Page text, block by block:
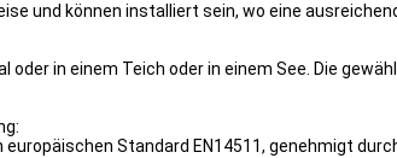
und können installiert sein, wo eine
in einem Teich oder in einem See. Die
Standard EN14511, genehmigt